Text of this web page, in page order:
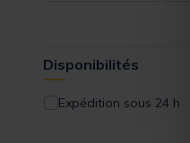
Disponibilités
Expédition sous 24 h